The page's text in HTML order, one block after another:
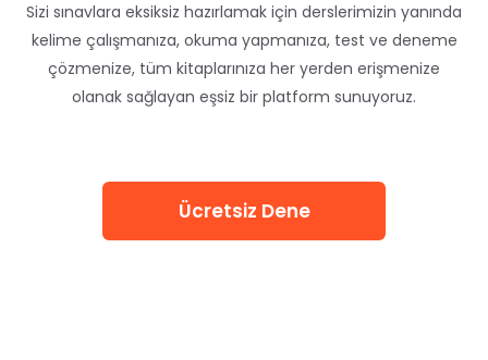
Sizi sınavlara eksiksiz hazırlamak için derslerimizin yanında
kelime çalışmanıza, okuma yapmanıza, test ve deneme
çözmenize, tüm kitaplarınıza her yerden erişmenize
olanak sağlayan eşsiz bir platform sunuyoruz.
Ücretsiz Dene